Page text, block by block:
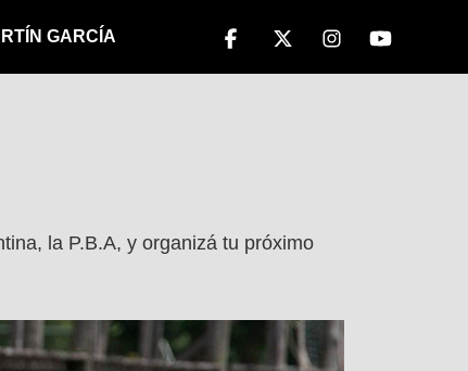
GARCÍA
la P.B.A, y organizá tu próximo